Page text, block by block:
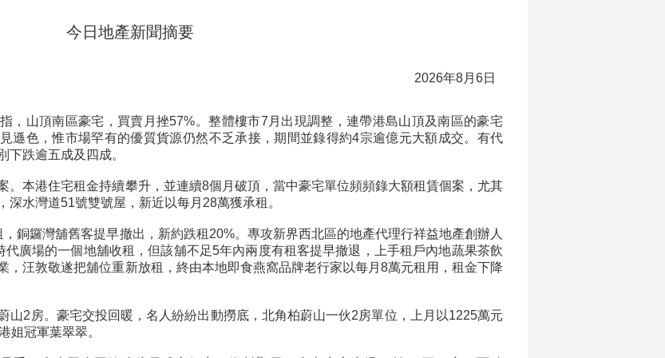
今日地產新聞摘要
2026年8月6日
指，山頂南區豪宅，買賣月挫57%。整體樓市7月出現調整，連帶港島山頂及南區的豪宅
遜色，惟市場罕有的優質貨源仍然不乏承接，期間並錄得約4宗逾億元大額成交。有代
下跌逾五成及四成。
。本港住宅租金持續攀升，並連續8個月破頂，當中豪宅單位頻頻錄大額租賃個案，尤其
水灣道51號雙號屋，新近以每月28萬獲承租。
銅鑼灣舖舊客提早撤出，新約跌租20%。專攻新界西北區的地產代理行祥益地產創辦人
廣場的一個地舖收租，但該舖不足5年內兩度有租客提早撤退，上手租戶內地蔬果茶飲
，汪敦敬遂把舖位重新放租，終由本地即食燕窩品牌老行家以每月8萬元租用，租金下降
山2房。豪宅交投回暖，名人紛紛出動撈底，北角柏蔚山一伙2房單位，上月以1225萬元
姐冠軍葉翠翠。